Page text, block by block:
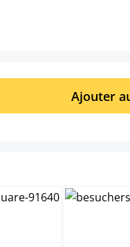
le produit
: Entrez la
Ajouter